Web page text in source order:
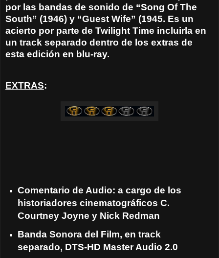
por las bandas de sonido de “Song Of The
South” (1946) y “Guest Wife” (1945. Es un
acierto por parte de Twilight Time incluirla en
un track separado dentro de los extras de
esta edición en blu-ray.
EXTRAS:
Comentario de Audio: a cargo de los
historiadores cinematográficos C.
Courtney Joyne y Nick Redman
Banda Sonora del Film, en track
separado, DTS-HD Master Audio 2.0